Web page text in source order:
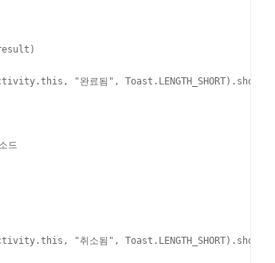
"완료됨", Toast.LENGTH_SHORT).show();
드
"취소됨", Toast.LENGTH_SHORT).show();